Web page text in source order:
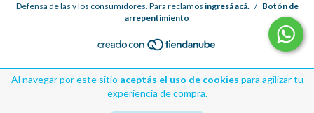
Al navegar por este sitio aceptás el uso de cookies para agilizar tu
experiencia de compra.
Defensa de las y los consumidores. Para reclamos ingresá acá. / Botón de
arrepentimiento